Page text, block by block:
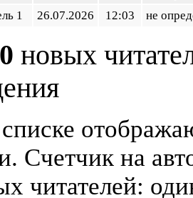
1
26.07.2026 12:03 не
0 новых
Счетчик на
читателей: